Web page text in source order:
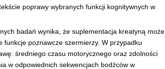
poprawy wybranych funkcji kognitywnych w
badań wynika, że suplementacja kreatyną może
funkcje poznawcze szermierzy. W przypadku
średniego czasu motorycznego oraz zdolności
w odpowiednich sekwencjach bodźców w